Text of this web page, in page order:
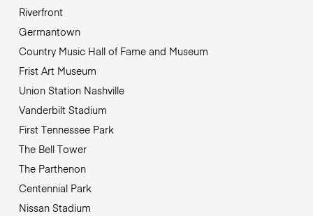
Riverfront
Germantown
Country Music Hall of Fame and Museum
Frist Art Museum
Union Station Nashville
Vanderbilt Stadium
First Tennessee Park
The Bell Tower
The Parthenon
Centennial Park
Nissan Stadium